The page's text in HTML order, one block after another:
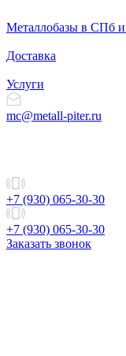
Металлобазы в СПб
Доставка
Услуги
mc@metall-piter.ru
+7 (930) 065-30-30
+7 (930) 065-30-30
Заказать звонок